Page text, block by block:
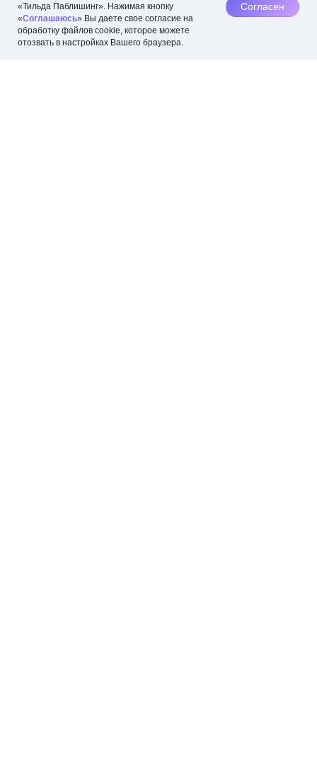
«Тильда Паблишинг». Нажимая кнопку
«Соглашаюсь» Вы даете свое согласие на
обработку файлов cookie, которое можете
отозвать в настройках Вашего браузера.
Согласен